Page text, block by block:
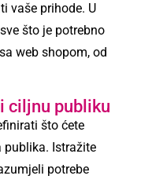
vaše prihode. U
što je potrebno
web shopom, od
ciljnu publiku
što ćete
publika. Istražite
potrebe